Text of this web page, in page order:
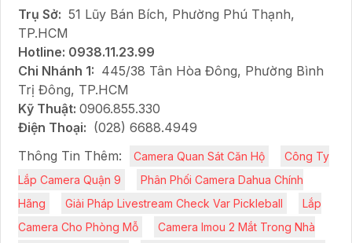
Trụ Sở: 51 Lũy Bán Bích, Phường Phú Thạnh,
TP.HCM
Hotline: 0938.11.23.99
Chi Nhánh 1: 445/38 Tân Hòa Đông, Phường Bình
Trị Đông, TP.HCM
Kỹ Thuật: 0906.855.330
Điện Thoại: (028) 6688.4949
Thông Tin Thêm:
Camera Quan Sát Căn Hộ
Công Ty
Lắp Camera Quận 9
Phân Phối Camera Dahua Chính
Hãng
Giải Pháp Livestream Check Var Pickleball
Lắp
Camera Cho Phòng Mỗ
Camera Imou 2 Mắt Trong Nhà